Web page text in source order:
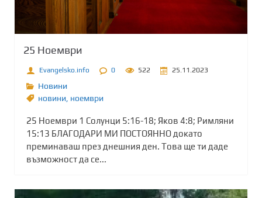
25 Ноември
Evangelsko.info 0 522 25.11.2023
Новини
новини ноември
25 Ноември 1 Солунци 5:16-18; Яков 4:8; Римляни
15:13 БЛАГОДАРИ МИ ПОСТОЯННО докато
преминаваш през днешния ден. Това ще ти даде
възможност да се...